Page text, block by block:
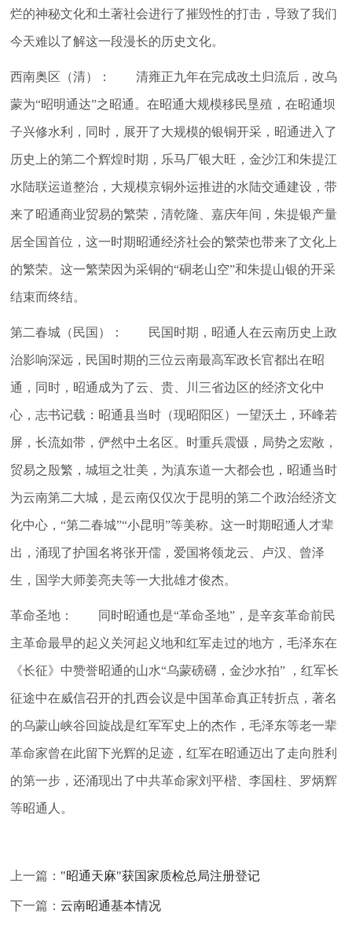
烂的神秘文化和土著社会进行了摧毁性的打击，导致了我们
今天难以了解这一段漫长的历史文化。
西南奥区（清）： 清雍正九年在完成改土归流后，改乌
蒙为“昭明通达”之昭通。在昭通大规模移民垦殖，在昭通坝
子兴修水利，同时，展开了大规模的银铜开采，昭通进入了
历史上的第二个辉煌时期，乐马厂银大旺，金沙江和朱提江
水陆联运道整治，大规模京铜外运推进的水陆交通建设，带
来了昭通商业贸易的繁荣，清乾隆、嘉庆年间，朱提银产量
居全国首位，这一时期昭通经济社会的繁荣也带来了文化上
的繁荣。这一繁荣因为采铜的“硐老山空”和朱提山银的开采
结束而终结。
第二春城（民国）： 民国时期，昭通人在云南历史上政
治影响深远，民国时期的三位云南最高军政长官都出在昭
通，同时，昭通成为了云、贵、川三省边区的经济文化中
心，志书记载：昭通县当时（现昭阳区）一望沃土，环峰若
屏，长流如带，俨然中土名区。时重兵震慑，局势之宏敞，
贸易之殷繁，城垣之壮美，为滇东道一大都会也，昭通当时
为云南第二大城，是云南仅仅次于昆明的第二个政治经济文
化中心，“第二春城”“小昆明”等美称。这一时期昭通人才辈
出，涌现了护国名将张开儒，爱国将领龙云、卢汉、曾泽
生，国学大师姜亮夫等一大批雄才俊杰。
革命圣地： 同时昭通也是“革命圣地”，是辛亥革命前民
主革命最早的起义关河起义地和红军走过的地方，毛泽东在
《长征》中赞誉昭通的山水“乌蒙磅礴，金沙水拍” ，红军长
征途中在威信召开的扎西会议是中国革命真正转折点，著名
的乌蒙山峡谷回旋战是红军军史上的杰作，毛泽东等老一辈
革命家曾在此留下光辉的足迹，红军在昭通迈出了走向胜利
的第一步，还涌现出了中共革命家刘平楷、李国柱、罗炳辉
等昭通人。
上一篇： "昭通天麻"获国家质检总局注册登记
下一篇：云南昭通基本情况